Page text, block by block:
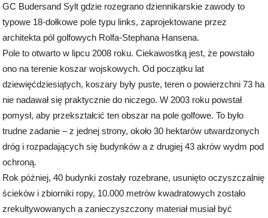
GC Budersand Sylt gdzie rozegrano dziennikarskie zawody to
typowe 18-dołkowe pole typu links, zaprojektowane przez
architekta pól golfowych Rolfa-Stephana Hansena.
Pole to otwarto w lipcu 2008 roku. Ciekawostką jest, że powstało
ono na terenie koszar wojskowych. Od początku lat
dziewięćdziesiątych, koszary były puste, teren o powierzchni 73 ha
nie nadawał się praktycznie do niczego. W 2003 roku powstał
pomysł, aby przekształcić ten obszar na pole golfowe. To było
trudne zadanie – z jednej strony, około 30 hektarów utwardzonych
dróg i rozpadających się budynków a z drugiej 43 akrów wydm pod
ochroną.
Rok później, 40 budynki zostały rozebrane, usunięto oczyszczalnię
ścieków i zbiorniki ropy, 10.000 metrów kwadratowych zostało
zrekultywowanych a zanieczyszczony materiał musiał być